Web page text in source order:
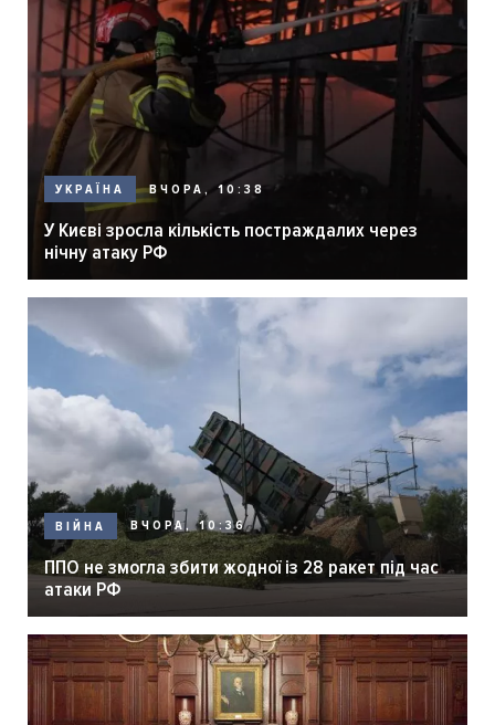
УКРАЇНА ВЧОРА, 10:38
У Києві зросла кількість постраждалих через
нічну атаку РФ
ВІЙНА ВЧОРА, 10:36
ППО не змогла збити жодної із 28 ракет під час
атаки РФ